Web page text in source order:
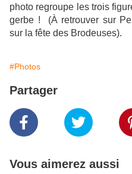
photo regroupe les trois
gerbe ! (À retrouver sur
sur la fête des Brodeuses).
#Photos
Partager
Vous aimerez aussi